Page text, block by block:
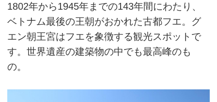
1802年から1945年までの143年間にわたり、
ベトナム最後の王朝がおかれた古都フエ。グ
エン朝王宮はフエを象徴する観光スポットで
す。世界遺産の建築物の中でも最高峰のも
の。